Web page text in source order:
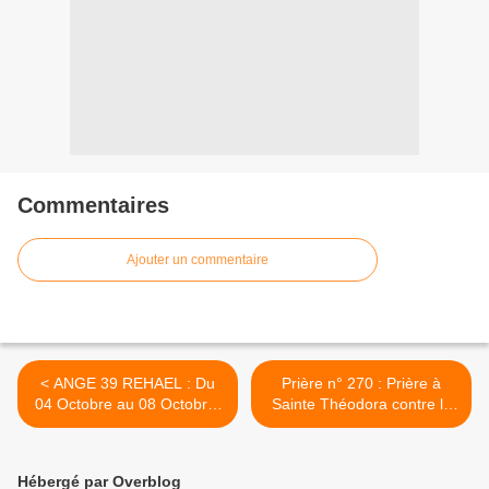
Commentaires
Ajouter un commentaire
< ANGE 39 REHAEL : Du
04 Octobre au 08 Octobre.
AMOUR FAMILIAL
Prière n° 270 : Prière à
Sainte Théodora contre la
mauvaise communication >
Hébergé par Overblog